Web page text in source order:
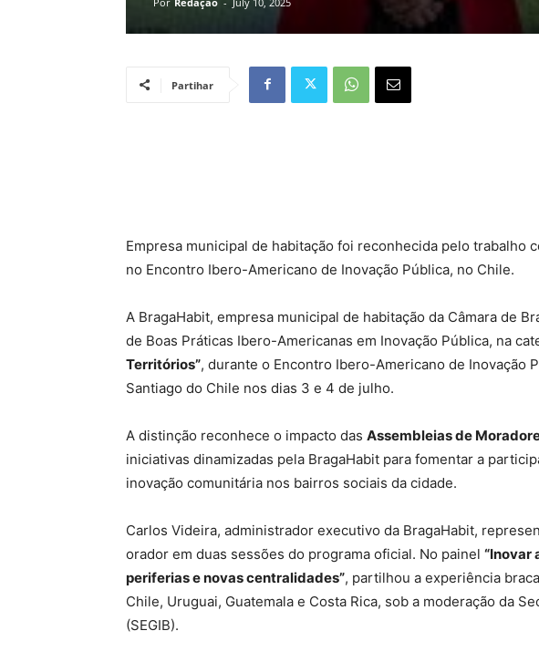
Partihar
Empresa municipal de habitação foi reconhecida pelo trabalho
no Encontro Ibero-Americano de Inovação Pública, no Chile.
A BragaHabit, empresa municipal de habitação da Câmara de
de Boas Práticas Ibero-Americanas em Inovação Pública, na
Territórios”, durante o Encontro Ibero-Americano de Inovação
Santiago do Chile nos dias 3 e 4 de julho.
A distinção reconhece o impacto das Assembleias de
iniciativas dinamizadas pela BragaHabit para fomentar a
inovação comunitária nos bairros sociais da cidade.
Carlos Videira, administrador executivo da BragaHabit,
orador em duas sessões do programa oficial. No painel “Inovar
periferias e novas centralidades”, partilhou a experiência
Chile, Uruguai, Guatemala e Costa Rica, sob a moderação da
(SEGIB).